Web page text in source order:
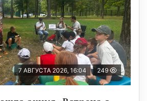
7 АВГУСТА 2026, 16:04 249